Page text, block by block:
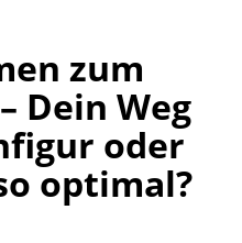
zum
Dein Weg
oder
optimal?